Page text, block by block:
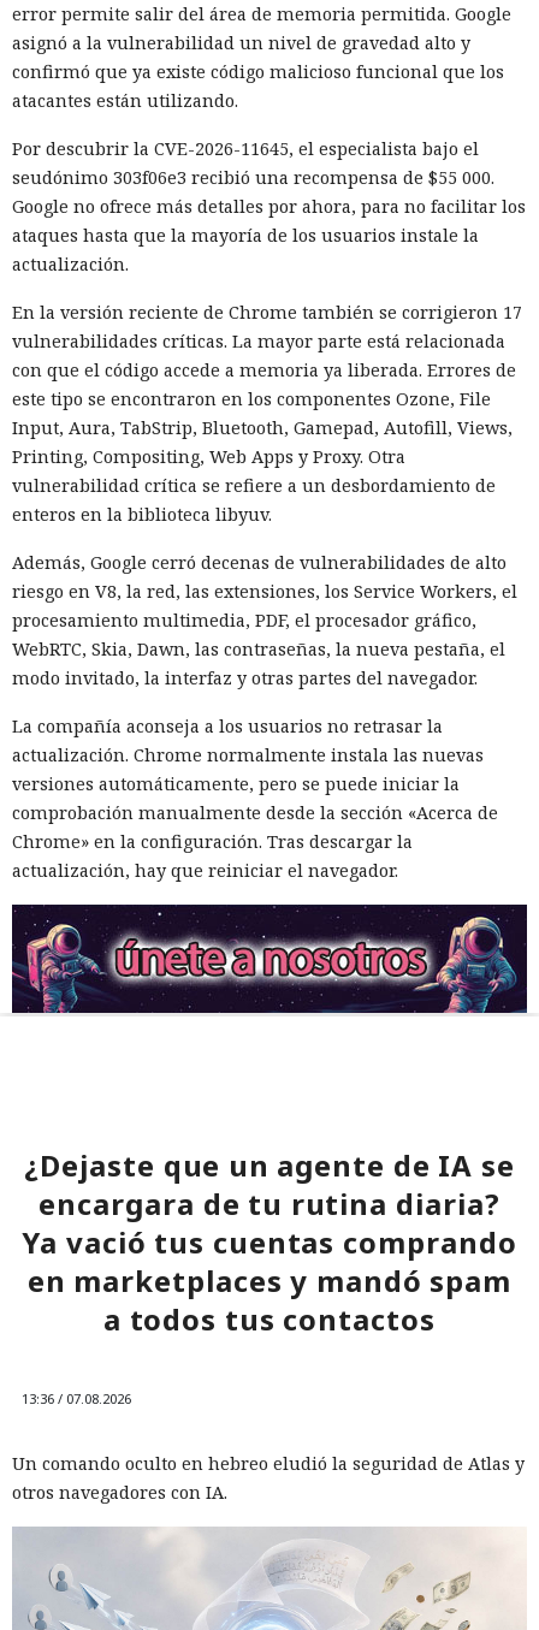
error permite salir del área de memoria permitida. Google
asignó a la vulnerabilidad un nivel de gravedad alto y
confirmó que ya existe código malicioso funcional que los
atacantes están utilizando.
Por descubrir la CVE-2026-11645, el especialista bajo el
seudónimo 303f06e3 recibió una recompensa de $55 000.
Google no ofrece más detalles por ahora, para no facilitar los
ataques hasta que la mayoría de los usuarios instale la
actualización.
En la versión reciente de Chrome también se corrigieron 17
vulnerabilidades críticas. La mayor parte está relacionada
con que el código accede a memoria ya liberada. Errores de
este tipo se encontraron en los componentes Ozone, File
Input, Aura, TabStrip, Bluetooth, Gamepad, Autofill, Views,
Printing, Compositing, Web Apps y Proxy. Otra
vulnerabilidad crítica se refiere a un desbordamiento de
enteros en la biblioteca libyuv.
Además, Google cerró decenas de vulnerabilidades de alto
riesgo en V8, la red, las extensiones, los Service Workers, el
procesamiento multimedia, PDF, el procesador gráfico,
WebRTC, Skia, Dawn, las contraseñas, la nueva pestaña, el
modo invitado, la interfaz y otras partes del navegador.
La compañía aconseja a los usuarios no retrasar la
actualización. Chrome normalmente instala las nuevas
versiones automáticamente, pero se puede iniciar la
comprobación manualmente desde la sección «Acerca de
Chrome» en la configuración. Tras descargar la
actualización, hay que reiniciar el navegador.
¿Dejaste que un agente de IA se
encargara de tu rutina diaria?
Ya vació tus cuentas comprando
en marketplaces y mandó spam
a todos tus contactos
13:36 / 07.08.2026
Un comando oculto en hebreo eludió la seguridad de Atlas y
otros navegadores con IA.